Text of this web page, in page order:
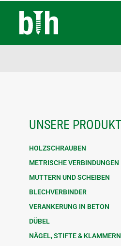
UNSERE
HOLZSCHRAUBEN
METRISCHE VERBINDUNGEN
MUTTERN UND SCHEIBEN
BLECHVERBINDER
VERANKERUNG IN BETON
DÜBEL
NÄGEL, STIFTE & KLAMMERN